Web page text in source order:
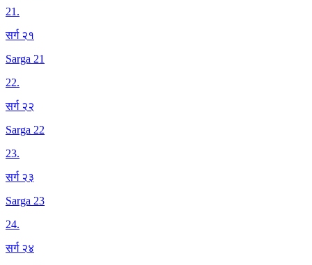
21.
सर्ग २१
Sarga 21
22.
सर्ग २२
Sarga 22
23.
सर्ग २३
Sarga 23
24.
सर्ग २४